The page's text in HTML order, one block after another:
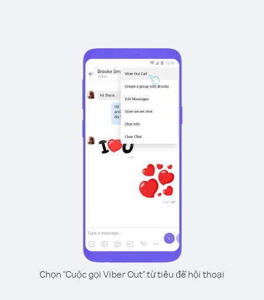
Chọn "Cuộc gọi Viber Out" từ tiêu đề hội thoại